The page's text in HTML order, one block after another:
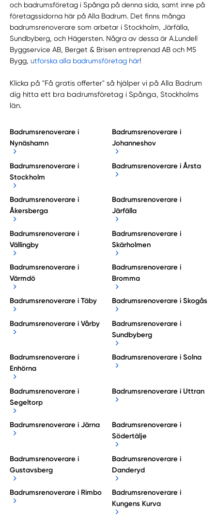
och badrumsföretag i Spånga på denna sida, samt inne på
företagssidorna här på Alla Badrum. Det finns många
badrumsrenoverare som arbetar i Stockholm, Järfälla,
Sundbyberg, och Hägersten. Några av dessa är A.Lundell
Byggservice AB, Berget & Brisen entreprenad AB och M5
Bygg,utforska alla badrumsföretag här!
Klicka på "Få gratis offerter" så hjälper vi på Alla Badrum
dig hitta ett bra badrumsföretag i Spånga, Stockholms
län.
Badrumsrenoverare i
Nynäshamn
Badrumsrenoverare i
Johanneshov
Badrumsrenoverare i
Stockholm
Badrumsrenoverare i Årsta
Badrumsrenoverare i
Åkersberga
Badrumsrenoverare i
Järfälla
Badrumsrenoverare i
Vällingby
Badrumsrenoverare i
Skärholmen
Badrumsrenoverare i
Värmdö
Badrumsrenoverare i
Bromma
Badrumsrenoverare i Täby Badrumsrenoverare i Skogås
Badrumsrenoverare i Vårby
Badrumsrenoverare i
Sundbyberg
Badrumsrenoverare i
Enhörna
Badrumsrenoverare i Solna
Badrumsrenoverare i
Segeltorp
Badrumsrenoverare i Uttran
Badrumsrenoverare i Järna
Badrumsrenoverare i
Södertälje
Badrumsrenoverare i
Gustavsberg
Badrumsrenoverare i
Danderyd
Badrumsrenoverare i Rimbo
Badrumsrenoverare i
Kungens Kurva